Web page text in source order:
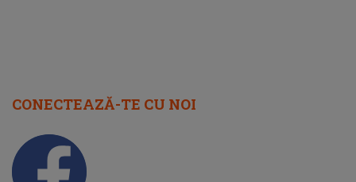
CONECTEAZĂ-TE CU NOI